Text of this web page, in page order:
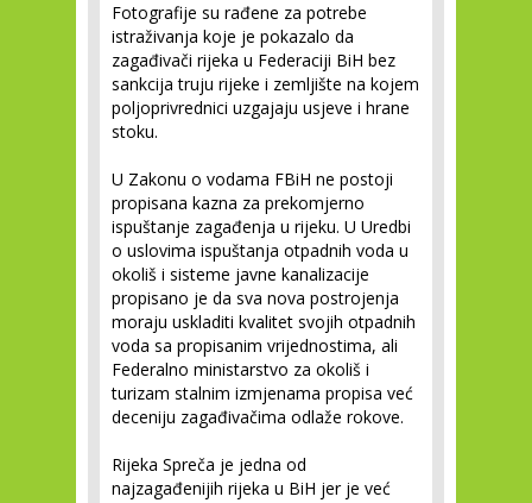
Fotografije su rađene za potrebe
istraživanja koje je pokazalo da
zagađivači rijeka u Federaciji BiH bez
sankcija truju rijeke i zemljište na kojem
poljoprivrednici uzgajaju usjeve i hrane
stoku.
U Zakonu o vodama FBiH ne postoji
propisana kazna za prekomjerno
ispuštanje zagađenja u rijeku. U Uredbi
o uslovima ispuštanja otpadnih voda u
okoliš i sisteme javne kanalizacije
propisano je da sva nova postrojenja
moraju uskladiti kvalitet svojih otpadnih
voda sa propisanim vrijednostima, ali
Federalno ministarstvo za okoliš i
turizam stalnim izmjenama propisa već
deceniju zagađivačima odlaže rokove.
Rijeka Spreča je jedna od
najzagađenijih rijeka u BiH jer je već